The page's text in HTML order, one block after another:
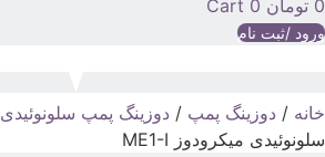
0 تومان 0
Cart
ورود /ثبت نام
خانه / دوزینگ پمپ / دوزینگ پمپ سلونوئیدی
سلونوئیدی میکرودوز ME1-I